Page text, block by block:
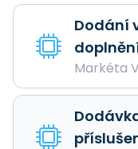
Dodání
Markéta